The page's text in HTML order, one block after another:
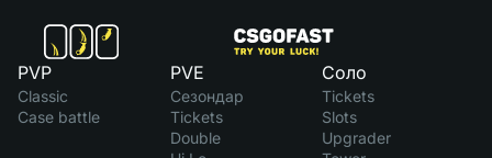
PVP
Classic
Case battle
PVE
Сезондар
Tickets
Double
Соло
Tickets
Slots
Upgrader